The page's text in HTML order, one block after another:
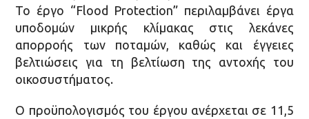
Το έργο “Flood Protection” περιλαμβάνει έργα
υποδομών μικρής κλίμακας στις λεκάνες
απορροής των ποταμών, καθώς και έγγειες
βελτιώσεις για τη βελτίωση της αντοχής του
οικοσυστήματος.
Ο προϋπολογισμός του έργου ανέρχεται σε 11,5